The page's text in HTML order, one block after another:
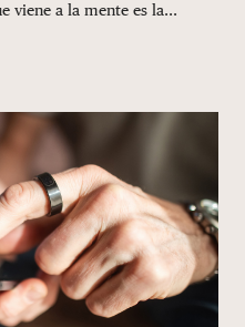
viene a la mente es la...